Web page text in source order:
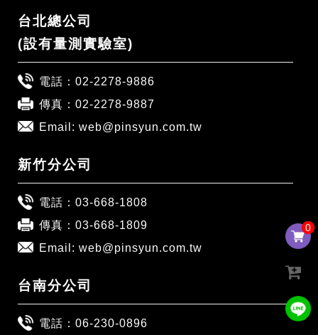
0
0
台北總公司
(設有量測實驗室)
電話： 02-2278-9886
傳真：02-2278-9887
Email: web@pinsyun.com.tw
新竹分公司
電話： 03-668-1808
傳真：03-668-1809
Email: web@pinsyun.com.tw
台南分公司
電話： 06-230-0896